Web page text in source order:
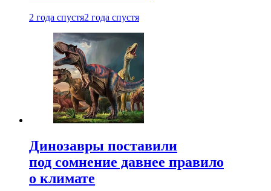
2 года спустя2 года спустя
Динозавры поставили
под сомнение давнее правило
о климате